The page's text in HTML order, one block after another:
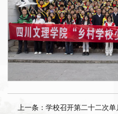
上一条：学校召开第二十二次单